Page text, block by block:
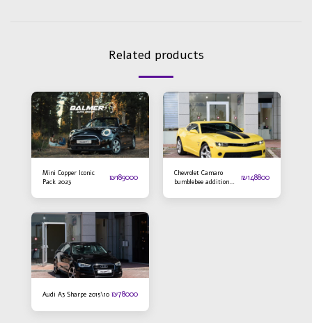
Related products
Mini Copper Iconic
Pack 2023
₪189000
Chevrolet Camaro
bumblebee addition
₪148800
Audi A3 Sharpe 2015\10 ₪78000